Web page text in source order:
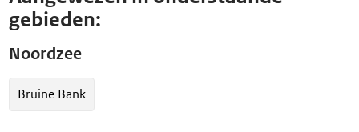
gebieden:
Noordzee
Bruine Bank